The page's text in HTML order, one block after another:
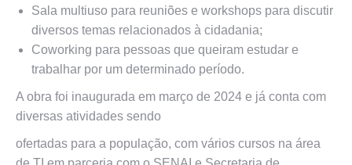
Sala multiuso para reuniões e workshops para discutir
diversos temas relacionados à cidadania;
Coworking para pessoas que queiram estudar e
trabalhar por um determinado período.
A obra foi inaugurada em março de 2024 e já conta com
diversas atividades sendo
ofertadas para a população, com vários cursos na área